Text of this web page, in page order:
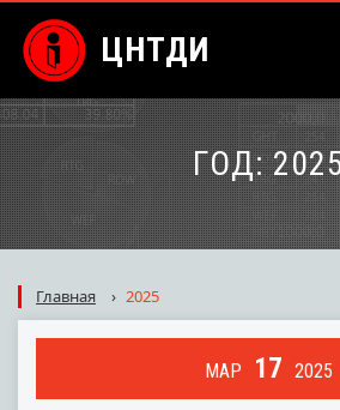
ЦНТДИ
ГОД:
Главная › 2025
МАР 17 2025